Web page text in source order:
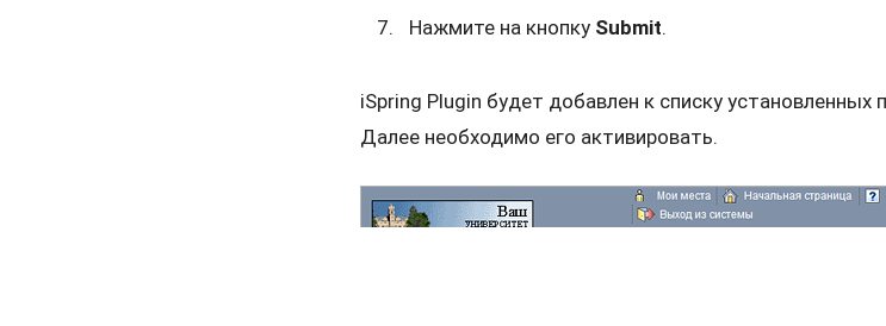
Нажмите на кнопку Submit.
iSpring Plugin будет добавлен к списку
Далее необходимо его активировать.